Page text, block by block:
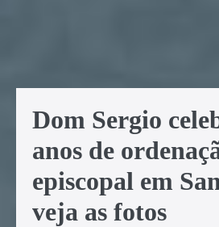
Dom Sergio
anos de
episcopal em
veja as fotos